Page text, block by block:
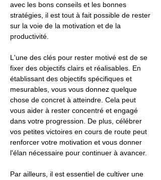
avec les bons conseils et les bonnes
stratégies, il est tout à fait possible de rester
sur la voie de la motivation et de la
productivité.
L'une des clés pour rester motivé est de se
fixer des objectifs clairs et réalisables. En
établissant des objectifs spécifiques et
mesurables, vous vous donnez quelque
chose de concret à atteindre. Cela peut
vous aider à rester concentré et engagé
dans votre progression. De plus, célébrer
vos petites victoires en cours de route peut
renforcer votre motivation et vous donner
l'élan nécessaire pour continuer à avancer.
Par ailleurs, il est essentiel de cultiver une